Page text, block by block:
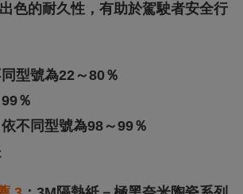
色的耐久性，有助於駕駛者安全行
型號為22～80％
％
不同型號為98～99％